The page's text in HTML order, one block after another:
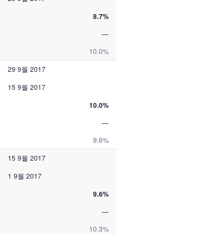
8.7%
—
10.0%
29 9월 2017
15 9월 2017
10.0%
—
9.6%
15 9월 2017
1 9월 2017
9.6%
—
10.3%